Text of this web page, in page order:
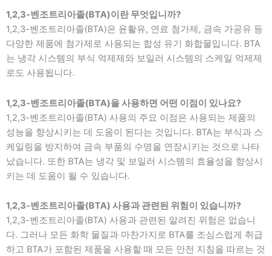
1,2,3-벤조트리아졸(BTA)이란 무엇입니까?
1,2,3-벤조트리아졸(BTA)은 윤활유, 연료 첨가제, 금속 가공유 등
다양한 제품에 첨가제로 사용되는 합성 유기 화합물입니다. BTA
는 냉각 시스템의 부식 억제제와 보일러 시스템의 스케일 억제제
로도 사용됩니다.
1,2,3-벤조트리아졸(BTA)을 사용하면 어떤 이점이 있나요?
1,2,3-벤조트리아졸(BTA) 사용의 주요 이점은 사용되는 제품의
성능을 향상시키는 데 도움이 된다는 것입니다. BTA는 부식과 스
케일링을 방지하여 금속 부품의 수명을 연장시키는 것으로 나타
났습니다. 또한 BTA는 냉각 및 보일러 시스템의 효율성을 향상시
키는 데 도움이 될 수 있습니다.
1,2,3-벤조트리아졸(BTA) 사용과 관련된 위험이 있습니까?
1,2,3-벤조트리아졸(BTA) 사용과 관련된 알려진 위험은 없습니
다. 그러나 모든 화학 물질과 마찬가지로 BTA를 조심스럽게 취급
하고 BTA가 포함된 제품을 사용할 때 모든 안전 지침을 따르는 것